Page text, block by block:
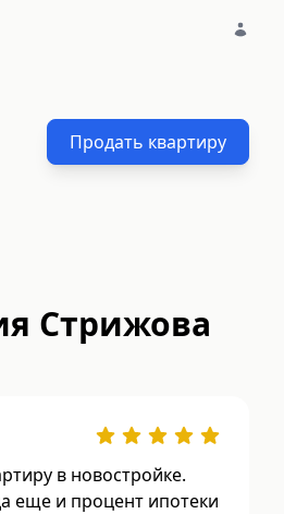
Продать квартиру
Стрижова
в новостройке.
еще и процент ипотеки